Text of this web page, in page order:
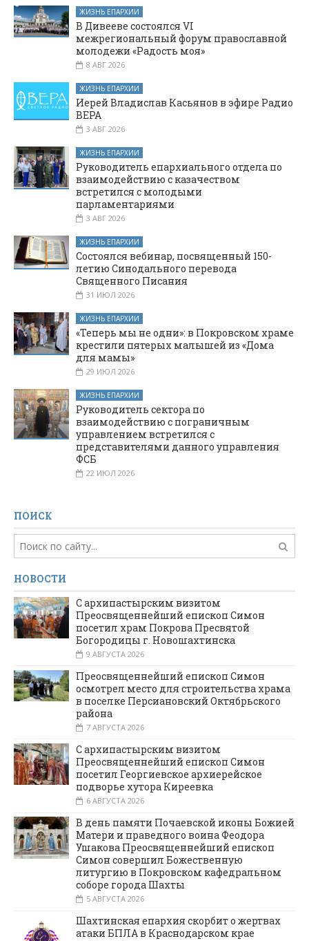
ЖИЗНЬ ЕПАРХИИ
В Дивееве состоялся VI
межрегиональный форум православной
молодежи «Радость моя»
8 АВГ 2026
ЖИЗНЬ ЕПАРХИИ
Иерей Владислав Касьянов в эфире Радио
ВЕРА
3 АВГ 2026
ЖИЗНЬ ЕПАРХИИ
Руководитель епархиального отдела по
взаимодействию с казачеством
встретился с молодыми
парламентариями
3 АВГ 2026
ЖИЗНЬ ЕПАРХИИ
Состоялся вебинар, посвященный 150-
летию Синодального перевода
Священного Писания
31 ИЮЛ 2026
ЖИЗНЬ ЕПАРХИИ
«Теперь мы не одни»: в Покровском храме
крестили пятерых малышей из «Дома
для мамы»
29 ИЮЛ 2026
ЖИЗНЬ ЕПАРХИИ
Руководитель сектора по
взаимодействию с пограничным
управлением встретился с
представителями данного управления
ФСБ
22 ИЮЛ 2026
ПОИСК
НОВОСТИ
С архипастырским визитом
Преосвященнейший епископ Симон
посетил храм Покрова Пресвятой
Богородицы г. Новошахтинска
9 АВГУСТА 2026
Преосвященнейший епископ Симон
осмотрел место для строительства храма
в поселке Персиановский Октябрьского
района
7 АВГУСТА 2026
С архипастырским визитом
Преосвященнейший епископ Симон
посетил Георгиевское архиерейское
подворье хутора Киреевка
6 АВГУСТА 2026
В день памяти Почаевской иконы Божией
Матери и праведного воина Феодора
Ушакова Преосвященнейший епископ
Симон совершил Божественную
литургию в Покровском кафедральном
соборе города Шахты
5 АВГУСТА 2026
Шахтинская епархия скорбит о жертвах
атаки БПЛА в Краснодарском крае